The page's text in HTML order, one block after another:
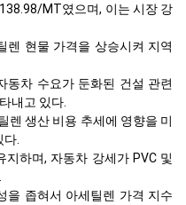
MT였으며, 이는 시장 강
렌 현물 가격을 상승시켜 지역
동차 수요가 둔화된 건설 관련
내고 있다.
렌 생산 비용 추세에 영향을 미
.
하며, 자동차 강세가 PVC 및
을 좁혀서 아세틸렌 가격 지수